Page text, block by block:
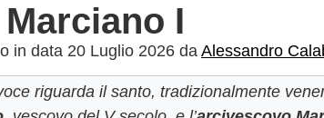
I
in data 20 Luglio 2026 da Alessandro
riguarda il santo, tradizionalmente